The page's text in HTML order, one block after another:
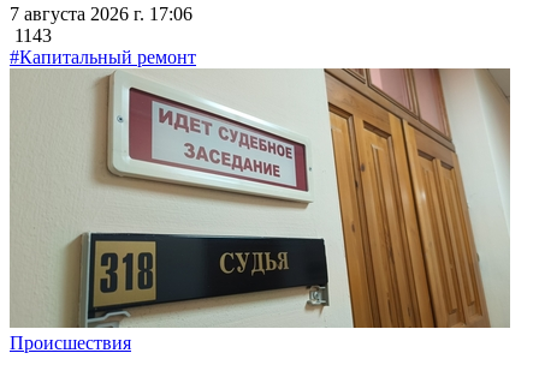
7 августа 2026 г. 17:06
1143
#Капитальный ремонт
Происшествия